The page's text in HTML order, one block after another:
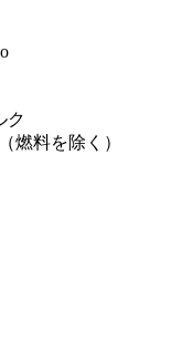
ク
燃料を除く）